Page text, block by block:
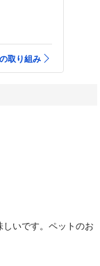
取り組み
いです。ペットのお